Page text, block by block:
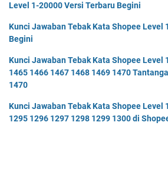
Level 1-20000 Versi Terbaru Begini
Kunci Jawaban Tebak Kata Shopee Level
Begini
Kunci Jawaban Tebak Kata Shopee Level
1465 1466 1467 1468 1469 1470
1470
Kunci Jawaban Tebak Kata Shopee Level
1295 1296 1297 1298 1299 1300 di